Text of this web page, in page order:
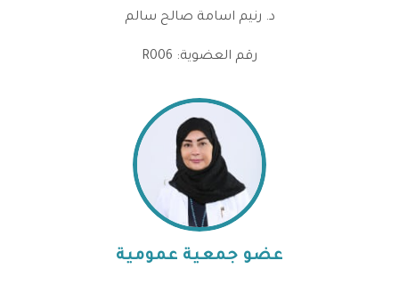
د. رنيم اسامة صالح سالم
رقم العضوية: R006
عضو جمعية عمومية